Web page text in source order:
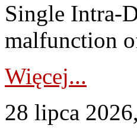
Single Intra-
malfunction
Więcej...
28 lipca